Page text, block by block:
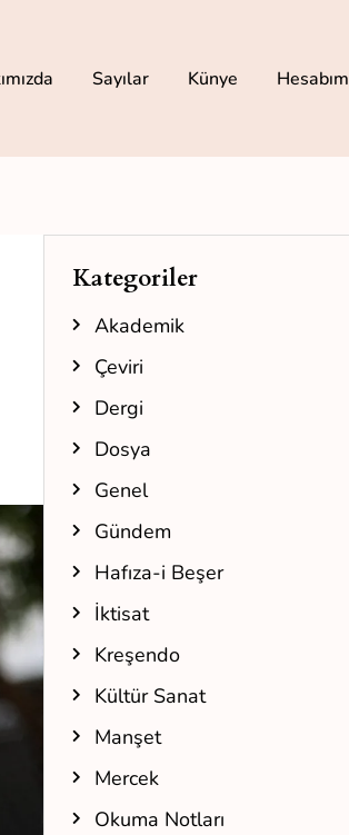
Sayılar Künye Hesabım
Kategoriler
Akademik
Çeviri
Dergi
Dosya
Genel
Gündem
Hafıza-i Beşer
İktisat
Kreşendo
Kültür Sanat
Manşet
Mercek
Okuma Notları